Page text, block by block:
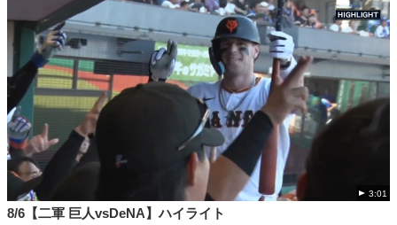
3:01
8/6【二軍 巨人vsDeNA】ハイライト